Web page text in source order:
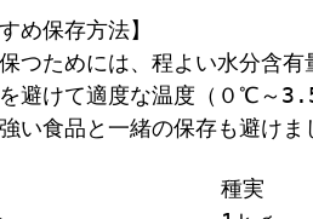
め保存方法】
つためには、程よい水分含
避けて適度な温度（０℃～
い食品と一緒の保存も避けま
種実